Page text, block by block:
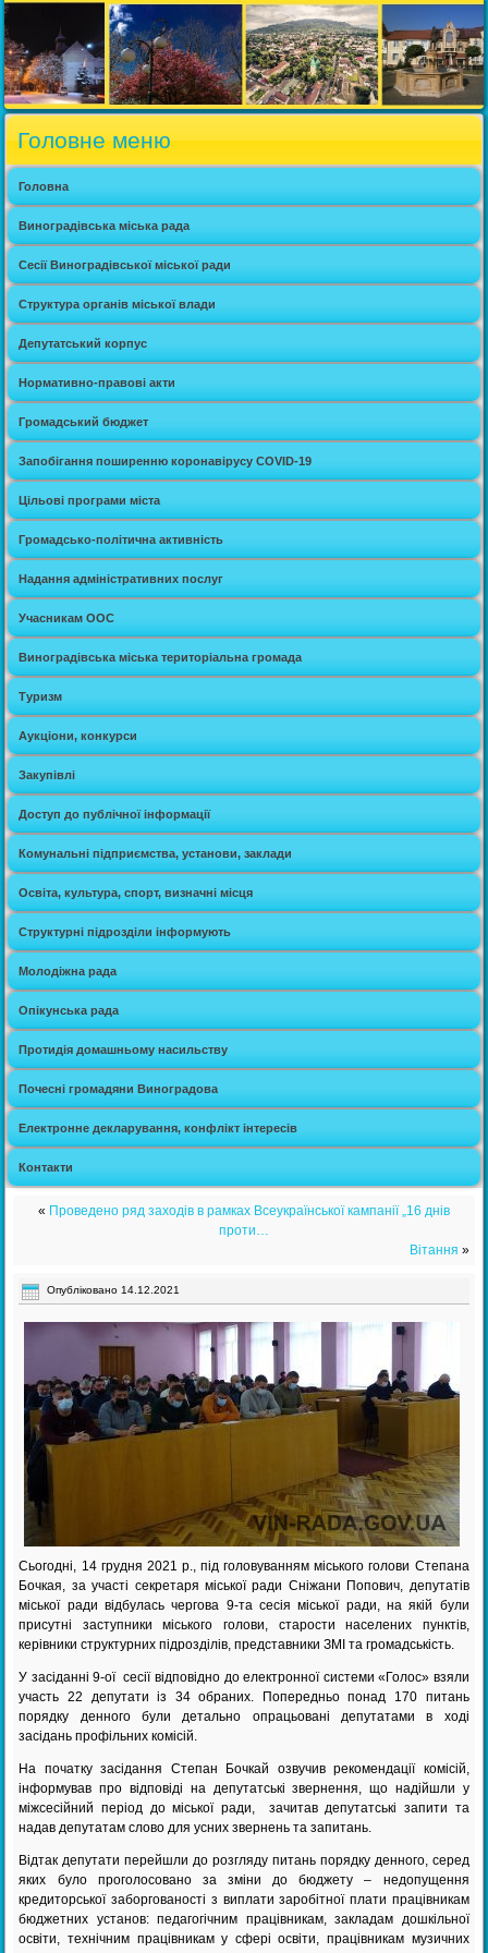
Головне меню
Головна
Виноградівська міська рада
Сесії Виноградівської міської ради
Структура органів міської влади
Депутатський корпус
Нормативно-правові акти
Громадський бюджет
Запобігання поширенню коронавірусу COVID-19
Цільові програми міста
Громадсько-політична активність
Надання адміністративних послуг
Учасникам ООС
Виноградівська міська територіальна громада
Туризм
Аукціони, конкурси
Закупівлі
Доступ до публічної інформації
Комунальні підприємства, установи, заклади
Освіта, культура, спорт, визначні місця
Структурні підрозділи інформують
Молодіжна рада
Опікунська рада
Протидія домашньому насильству
Почесні громадяни Виноградова
Електронне декларування, конфлікт інтересів
Контакти
« Проведено ряд заходів в рамках Всеукраїнської кампанії „16 днів
проти…
Вітання »
Опубліковано 14.12.2021
Сьогодні, 14 грудня 2021 р., під головуванням міського голови Степана
Бочкая, за участі секретаря міської ради Сніжани Попович, депутатів
міської ради відбулась чергова 9-та сесія міської ради, на якій були
присутні заступники міського голови, старости населених пунктів,
керівники структурних підрозділів, представники ЗМІ та громадськість.
У засіданні 9-ої сесії відповідно до електронної системи «Голос» взяли
участь 22 депутати із 34 обраних. Попередньо понад 170 питань
порядку денного були детально опрацьовані депутатами в ході
засідань профільних комісій.
На початку засідання Степан Бочкай озвучив рекомендації комісій,
інформував про відповіді на депутатські звернення, що надійшли у
міжсесійний період до міської ради, зачитав депутатські запити та
надав депутатам слово для усних звернень та запитань.
Відтак депутати перейшли до розгляду питань порядку денного, серед
яких було проголосовано за зміни до бюджету – недопущення
кредиторської заборгованості з виплати заробітної плати працівникам
бюджетних установ: педагогічним працівникам, закладам дошкільної
освіти, технічним працівникам у сфері освіти, працівникам музичних